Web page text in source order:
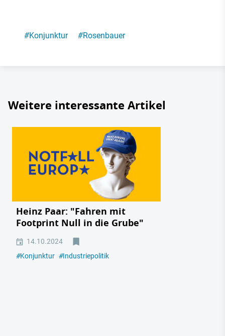
#Konjunktur #Rosenbauer
Weitere interessante Artikel
Heinz Paar: "Fahren mit
Footprint Null in die Grube"
14.10.2024
#Konjunktur #Industriepolitik